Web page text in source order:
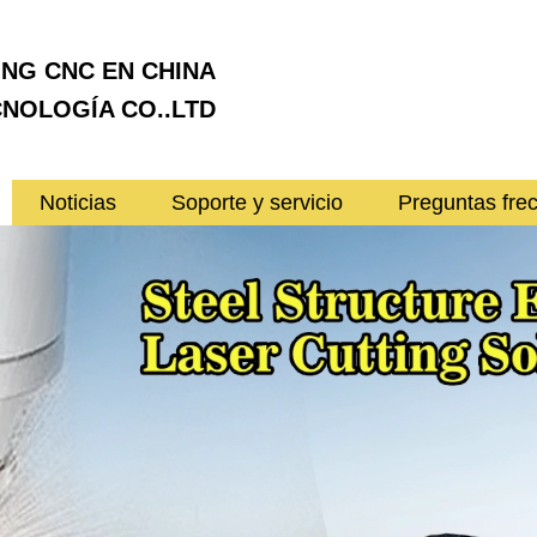
CNC EN CHINA
CO..LTD
Noticias Soporte y servicio Preguntas